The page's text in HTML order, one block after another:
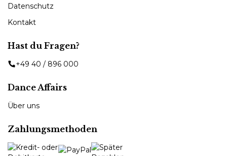
Datenschutz
Kontakt
Hast du Fragen?
+49 40 / 896 000
Dance Affairs
Über uns
Zahlungsmethoden